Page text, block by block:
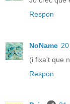
Respon
NoName
(i fixa't que
Respon